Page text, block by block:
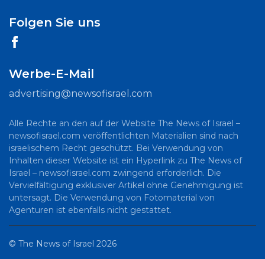
Folgen Sie uns
Werbe-E-Mail
advertising@newsofisrael.com
Alle Rechte an den auf der Website The News of Israel –
newsofisrael.com veröffentlichten Materialien sind nach
israelischem Recht geschützt. Bei Verwendung von
Inhalten dieser Website ist ein Hyperlink zu The News of
Israel – newsofisrael.com zwingend erforderlich. Die
Vervielfältigung exklusiver Artikel ohne Genehmigung ist
untersagt. Die Verwendung von Fotomaterial von
Agenturen ist ebenfalls nicht gestattet.
© The News of Israel 2026